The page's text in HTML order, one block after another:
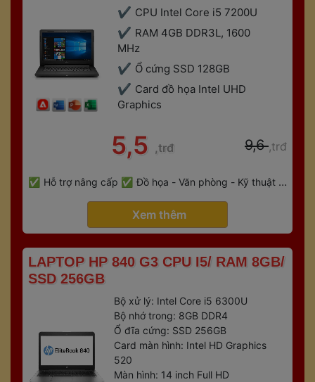
CPU Intel Core i5 7200U
RAM 4GB DDR3L, 1600
MHz
Ổ cứng SSD 128GB
Card đồ họa Intel UHD
Graphic
5,5 ,trđ 9,6 ,trđ
Hỗ trợ nâng cấp
Đồ họa - Văn phòng - Kỹ thuật -
Xem thêm
LAPTOP HP 840 G3 CPU I5/ RAM 8GB/
SSD 256GB
Bộ xử lý: Intel Core i5 6300U
Bộ nhớ trong: 8GB DDR4
Ổ đĩa cứng: SSD 256GB
Card màn hình: Intel HD Graphics
520
Màn hình: 14 inch Full HD